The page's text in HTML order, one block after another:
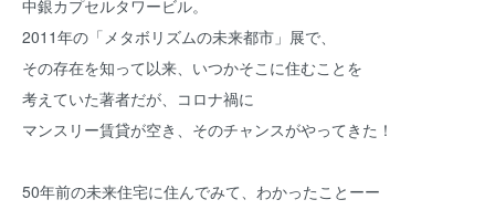
中銀カプセルタワービル。
2011年の「メタボリズムの未来都市」展で、
その存在を知って以来、いつかそこに住むことを
考えていた著者だが、コロナ禍に
マンスリー賃貸が空き、そのチャンスがやってきた！
50年前の未来住宅に住んでみて、わかったことーー